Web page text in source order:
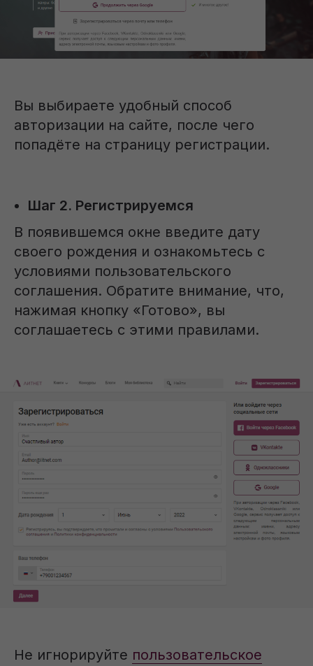
Вы выбираете удобный способ
авторизации на сайте, после чего
попадёте на страницу регистрации.
Шаг 2. Регистрируемся
В появившемся окне введите дату
своего рождения и ознакомьтесь с
условиями пользовательского
соглашения. Обратите внимание, что,
нажимая кнопку «Готово», вы
соглашаетесь с этими правилами.
Не игнорируйте пользовательское